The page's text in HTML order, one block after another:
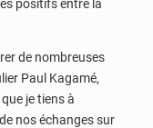
positifs entre la
de nombreuses
Paul Kagamé,
je tiens à
nos échanges sur